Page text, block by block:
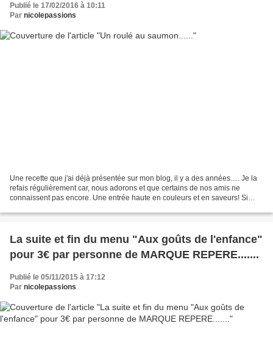
Publié le 17/02/2016 à 10:11
Par nicolepassions
Une recette que j'ai déjà présentée sur mon blog, il y a des années..... Je la
refais régulièrement car, nous adorons et que certains de nos amis ne
connaissent pas encore. Une entrée haute en couleurs et en saveurs! Si
La suite et fin du menu "Aux goûts de l'enfance"
pour 3€ par personne de MARQUE REPERE.......
Publié le 05/11/2015 à 17:12
Par nicolepassions